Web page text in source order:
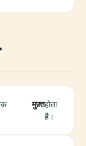
मुफ़्तहोता
है।